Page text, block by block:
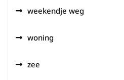
weekendje weg
woning
zee